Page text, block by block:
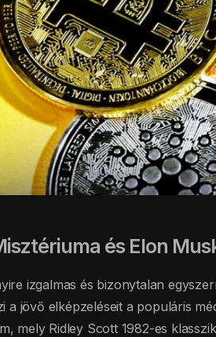
és Elon
izgalmas és bizonytalan
a jövő elképzeléseit a populáris
mely Ridley Scott 1982-es